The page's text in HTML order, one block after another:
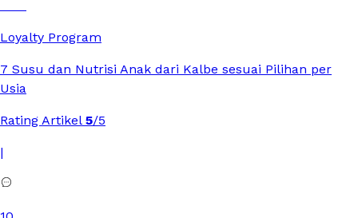
Loyalty Program
7 Susu dan Nutrisi Anak dari Kalbe sesuai Pilihan per
Usia
Rating Artikel 5/5
|